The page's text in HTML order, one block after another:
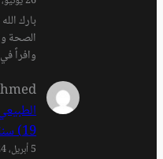
بارك
الصحة
وافراً
19) سنة تبعاً لمنظمة الصحة العالمية
5 أبريل، 2024